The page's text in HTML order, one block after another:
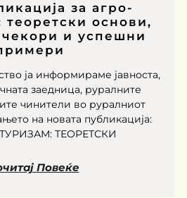
за агро-
теоретски основи,
и успешни
ја информираме јавноста,
заедница, руралните
чинители во руралниот
на новата публикација:
ТЕОРЕТСКИ
Повеќе